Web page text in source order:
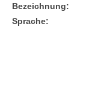
Bezeichnung:
Sprache: